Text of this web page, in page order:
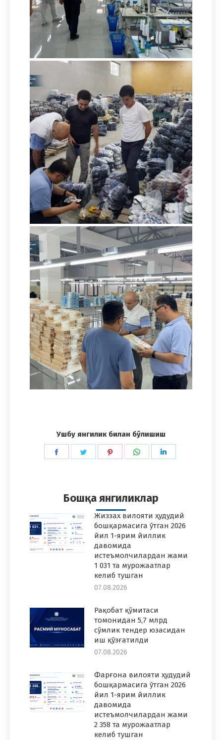
Ушбу янгилик билан бўлишиш
Share
Share
Share
Share
Бошқа янгиликлар
Жиззах вилояти ҳудудий
бошқармасига ўтган 2026
йил 1-ярим йиллик
давомида
истеъмолчилардан жами
1 031 та мурожаатлар
келиб тушган
07.08.2026
Рақобат қўмитаси
томонидан 5,7 млрд
сўмлик тендер юзасидан
иш қўзғатилди
07.08.2026
Фарғона вилояти ҳудудий
бошқармасига ўтган 2026
йил 1-ярим йиллик
давомида
истеъмолчилардан жами
2 358 та мурожаатлар
келиб тушган